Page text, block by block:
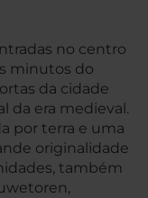
no centro
minutos do
da cidade
da era medieval.
por terra e uma
originalidade
também